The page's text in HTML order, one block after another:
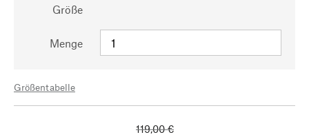
Größe
Menge
Größentabelle
119,00 €